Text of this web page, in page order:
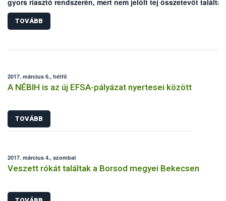
gyors riasztó rendszerén, mert nem jelölt tej összetevőt találtak
egy fehérje termékben.
TOVÁBB
2017. március 6., hétfő
A NÉBIH is az új EFSA-pályázat nyertesei között
TOVÁBB
2017. március 4., szombat
Veszett rókát találtak a Borsod megyei Bekecsen